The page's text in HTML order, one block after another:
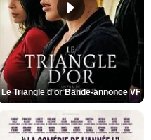
Le Triangle d'or Bande-annonce VF